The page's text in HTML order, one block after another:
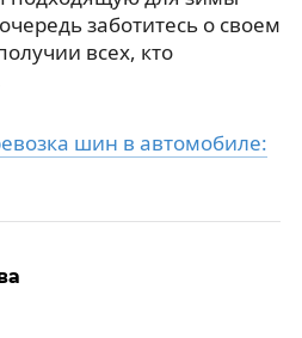
заботитесь о своем
всех, кто
шин в автомобиле: